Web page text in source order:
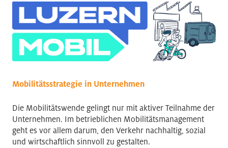
Mobilitätsstrategie in Unternehmen
Die Mobilitätswende gelingt nur mit aktiver Teilnahme der
Unternehmen. Im betrieblichen Mobilitätsmanagement
geht es vor allem darum, den Verkehr nachhaltig, sozial
und wirtschaftlich sinnvoll zu gestalten.